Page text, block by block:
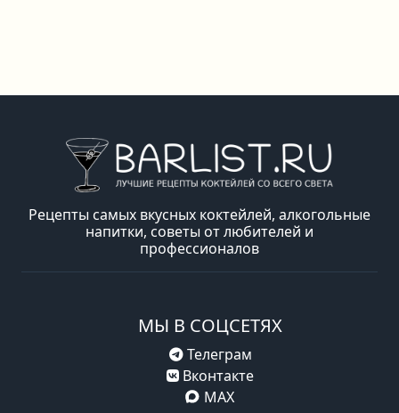
Рецепты самых вкусных коктейлей, алкогольные
напитки, советы от любителей и
профессионалов
МЫ В СОЦСЕТЯХ
Телеграм
Вконтакте
MAX